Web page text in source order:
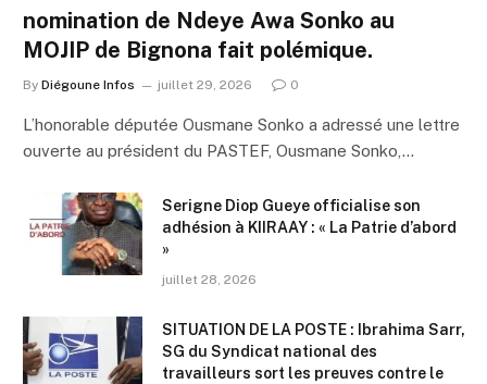
nomination de Ndeye Awa Sonko au
MOJIP de Bignona fait polémique.
By Diégoune Infos juillet 29, 2026 0
L’honorable députée Ousmane Sonko a adressé une lettre
ouverte au président du PASTEF, Ousmane Sonko,…
Serigne Diop Gueye officialise son
adhésion à KIIRAAY : « La Patrie d’abord
»
juillet 28, 2026
SITUATION DE LA POSTE : Ibrahima Sarr,
SG du Syndicat national des
travailleurs sort les preuves contre le